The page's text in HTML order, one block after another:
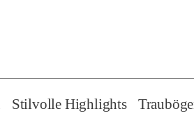
Stilvolle Highlights